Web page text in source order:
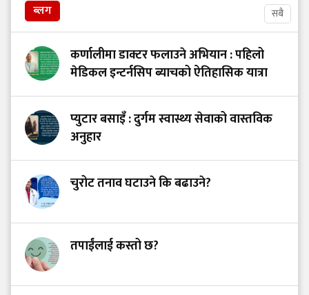
ब्लग सबै
कर्णालीमा डाक्टर फलाउने अभियान : पहिलो
मेडिकल इन्टर्नसिप ब्याचको ऐतिहासिक यात्रा
प्युटार बसाइँ : दुर्गम स्वास्थ्य सेवाको वास्तविक
अनुहार
चुरोट तनाव घटाउने कि बढाउने?
तपाईंलाई कस्तो छ?